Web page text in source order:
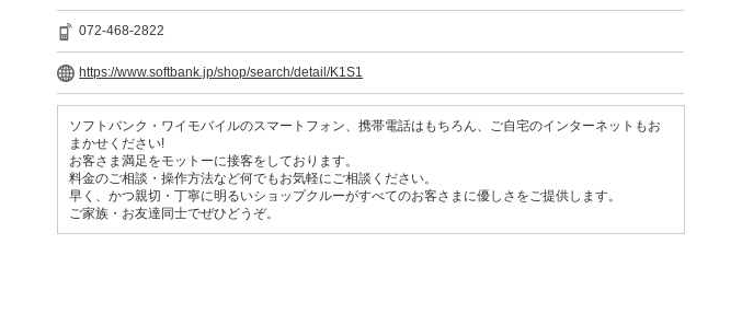
072-468-2822
https://www.softbank.jp/shop/search/detail/K1S1
ソフトバンク・ワイモバイルのスマートフォン、携帯電話はもちろん、ご自宅のインターネットもお
まかせください!
お客さま満足をモットーに接客をしております。
料金のご相談・操作方法など何でもお気軽にご相談ください。
早く、かつ親切・丁寧に明るいショップクルーがすべてのお客さまに優しさをご提供します。
ご家族・お友達同士でぜひどうぞ。